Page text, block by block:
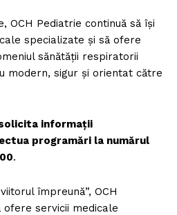
OCH Pediatrie continuă să își
specializate și să ofere
sănătății respiratorii
modern, sigur și orientat către
informații
programări la numărul
.
împreună”, OCH
servicii medicale